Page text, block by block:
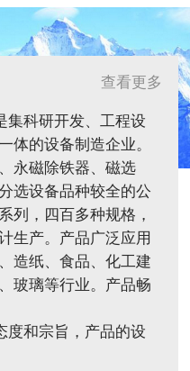
查看更多
科研开发、工程设
体的设备制造企业。
永磁除铁器、磁选
选设备品种较全的公
列，四百多种规格，
生产。产品广泛应用
造纸、食品、化工建
玻璃等行业。产品畅
和宗旨，产品的设